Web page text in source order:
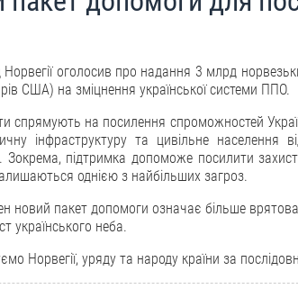
Норвегії оголосив про надання 3 млрд
США) на зміцнення української системи ППО.
спрямують на посилення спроможностей
інфраструктуру та цивільне населення
Зокрема, підтримка допоможе посилити захист
однією з найбільших загроз.
новий пакет допомоги означає більше
українського неба.
Норвегії, уряду та народу країни за